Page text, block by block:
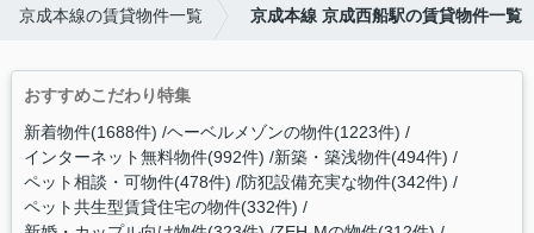
京成本線の賃貸物件一覧 京成本線 京成西船駅の賃貸物件一覧
おすすめこだわり特集
新着物件(1688件) ヘーベルメゾンの物件(1223件)
インターネット無料物件(992件) 新築・築浅物件(494件)
ペット相談・可物件(478件) 防犯設備充実な物件(342件)
ペット共生型賃貸住宅の物件(332件)